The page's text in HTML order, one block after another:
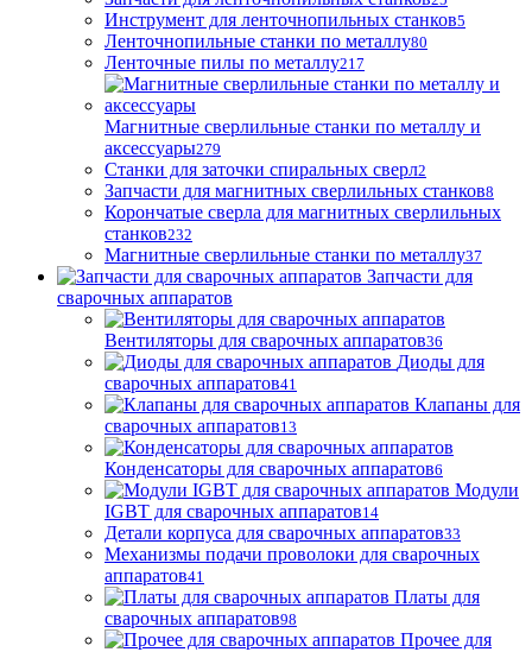
Инструмент для ленточнопильных станков5
Ленточнопильные станки по металлу80
Ленточные пилы по металлу217
Магнитные сверлильные станки по металлу и
аксессуары279
Станки для заточки спиральных сверл2
Запчасти для магнитных сверлильных станков8
Корончатые сверла для магнитных сверлильных
станков232
Магнитные сверлильные станки по металлу37
Запчасти для
сварочных аппаратов
Вентиляторы для сварочных аппаратов36
Диоды для
сварочных аппаратов41
Клапаны для
сварочных аппаратов13
Конденсаторы для сварочных аппаратов6
Модули
IGBT для сварочных аппаратов14
Детали корпуса для сварочных аппаратов33
Механизмы подачи проволоки для сварочных
аппаратов41
Платы для
сварочных аппаратов98
Прочее для